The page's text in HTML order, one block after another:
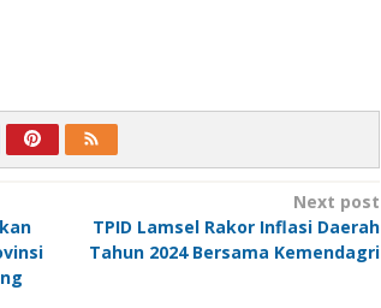
Next post
TPID Lamsel Rakor Inflasi Daerah
Tahun 2024 Bersama Kemendagri